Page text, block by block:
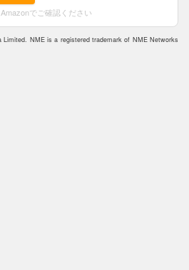
でご確認ください
NME is a registered trademark of NME Networks